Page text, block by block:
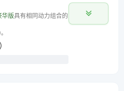
版具有相同动力组合的